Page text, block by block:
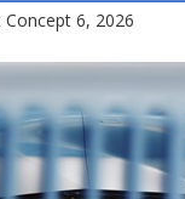
Concept 6, 2026